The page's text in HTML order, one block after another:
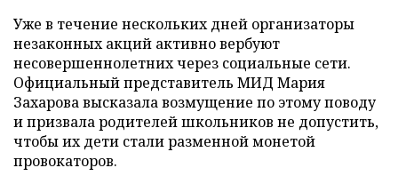
Уже в течение нескольких дней организаторы
незаконных акций активно вербуют
несовершеннолетних через социальные сети.
Официальный представитель МИД Мария
Захарова высказала возмущение по этому поводу
и призвала родителей школьников не допустить,
чтобы их дети стали разменной монетой
провокаторов.